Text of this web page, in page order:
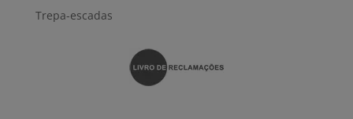
Trepa-escadas